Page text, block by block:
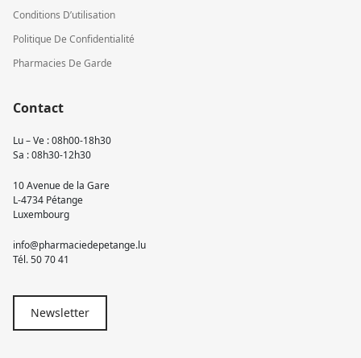
Conditions D’utilisation
Politique De Confidentialité
Pharmacies De Garde
Contact
Lu – Ve : 08h00-18h30
Sa : 08h30-12h30
10 Avenue de la Gare
L-4734 Pétange
Luxembourg
info@pharmaciedepetange.lu
Tél.50 70 41
Newsletter